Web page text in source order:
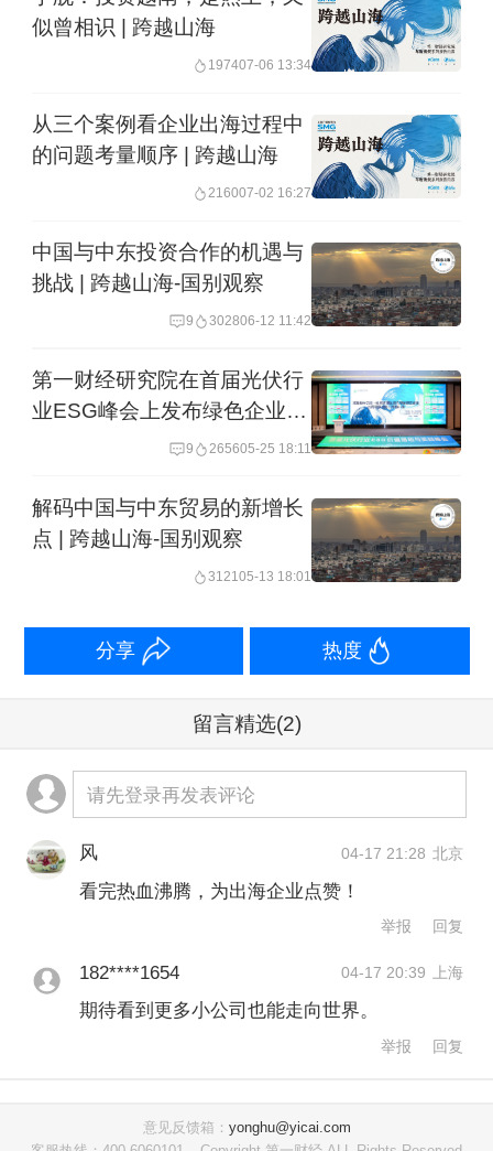
在全球的体系中驾驭怎样的处世之道，
有待我们去探寻。
第一财经研究院正式启动《跨越山海|
2026中国企业全球化报告》调研。我们
业，无论是已在全球市场具有影响力的
巨头企业，还是在细分行业崭露头角的
的初创公司。我们欢迎那些在海外市场
拥有业务布局、取得了宝贵的实践经
验，并愿意分享其中得失的企业，成为
我们记录的对象。
我们的研究团队将对企业开展深度调研
流，从第三方视角系统梳理企业的全球
质量的案例研究，并最终收录于年度报
告《跨越山海| 2026中国企业全球化报
告》之中。
征集时间自即日起至2026年8月30日。
讲出你们在出海路上的故事，欢迎企业
自荐或由行业协会、投资机构等推荐。
请您提供初步的企业介绍材料，包括但
不限于：企业名称、主营业务、全球化
一财经研究院邮箱：
似曾相识 | 跨越山海
197407-06 13:34
从三个案例看企业出海过程中
的问题考量顺序 | 跨越山海
216007-02 16:27
中国与中东投资合作的机遇与
挑战 | 跨越山海-国别观察
9 302806-12 11:42
第一财经研究院在首届光伏行
业ESG峰会上发布绿色企业出
9 265605-25 18:11
解码中国与中东贸易的新增长
点 | 跨越山海-国别观察
312105-13 18:01
分享 热度
留言精选(2)
请先登录再发表评论
风 04-17 21:28 北京
看完热血沸腾，为出海企业点赞！
举报 回复
182****1654 04-17 20:39 上海
期待看到更多小公司也能走向世界。
举报 回复
意见反馈箱： yonghu@yicai.com